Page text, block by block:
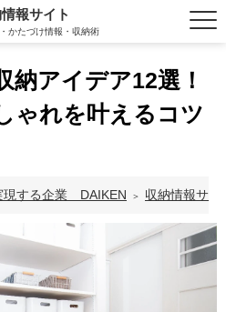
報サイト
かたづけ情報・収納術
納アイデア12選！
ゃれを叶えるコツ
現する企業 DAIKEN 収納情報サイ